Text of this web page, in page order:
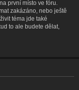
první místo ve fóru.
zakázáno, nebo ještě
téma jde také
to ale budete dělat,